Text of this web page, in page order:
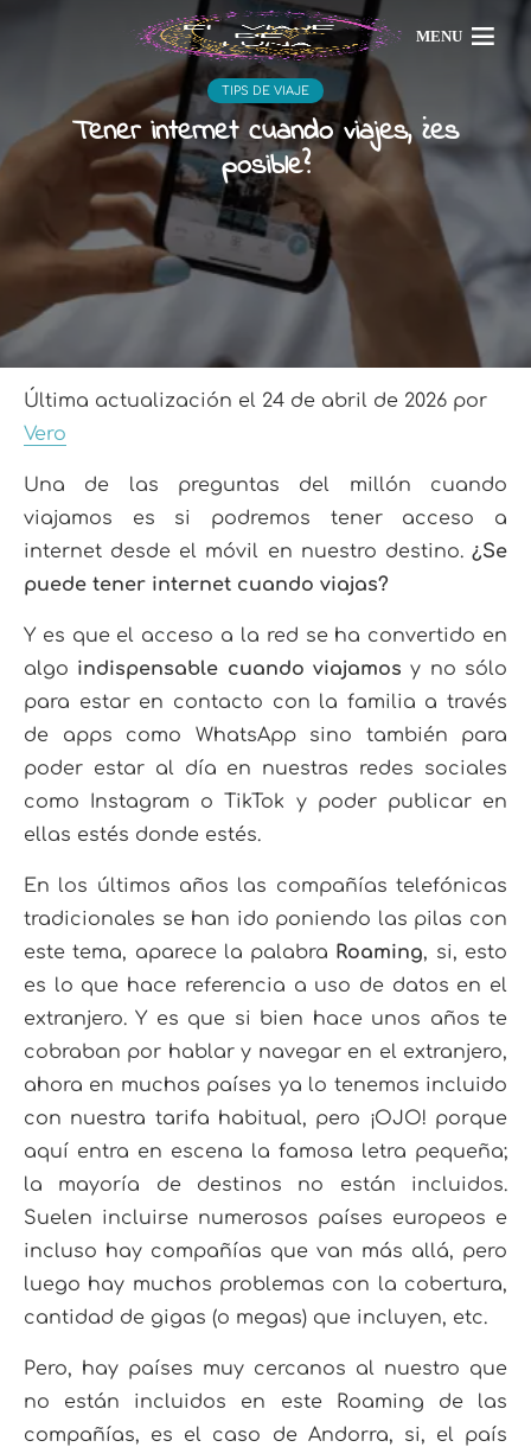
MENU
TIPS DE VIAJE
Tener internet cuando viajes, ¿es
posible?
Última actualización el 24 de abril de 2026 por
Vero
Una de las preguntas del millón cuando
viajamos es si podremos tener acceso a
internet desde el móvil en nuestro destino. ¿Se
puede tener internet cuando viajas?
Y es que el acceso a la red se ha convertido en
algo indispensable cuando viajamos y no sólo
para estar en contacto con la familia a través
de apps como WhatsApp sino también para
poder estar al día en nuestras redes sociales
como Instagram o TikTok y poder publicar en
ellas estés donde estés.
En los últimos años las compañías telefónicas
tradicionales se han ido poniendo las pilas con
este tema, aparece la palabra Roaming, si, esto
es lo que hace referencia a uso de datos en el
extranjero. Y es que si bien hace unos años te
cobraban por hablar y navegar en el extranjero,
ahora en muchos países ya lo tenemos incluido
con nuestra tarifa habitual, pero ¡OJO! porque
aquí entra en escena la famosa letra pequeña;
la mayoría de destinos no están incluidos.
Suelen incluirse numerosos países europeos e
incluso hay compañías que van más allá, pero
luego hay muchos problemas con la cobertura,
cantidad de gigas (o megas) que incluyen, etc.
Pero, hay países muy cercanos al nuestro que
no están incluidos en este Roaming de las
compañías, es el caso de Andorra, si, el país